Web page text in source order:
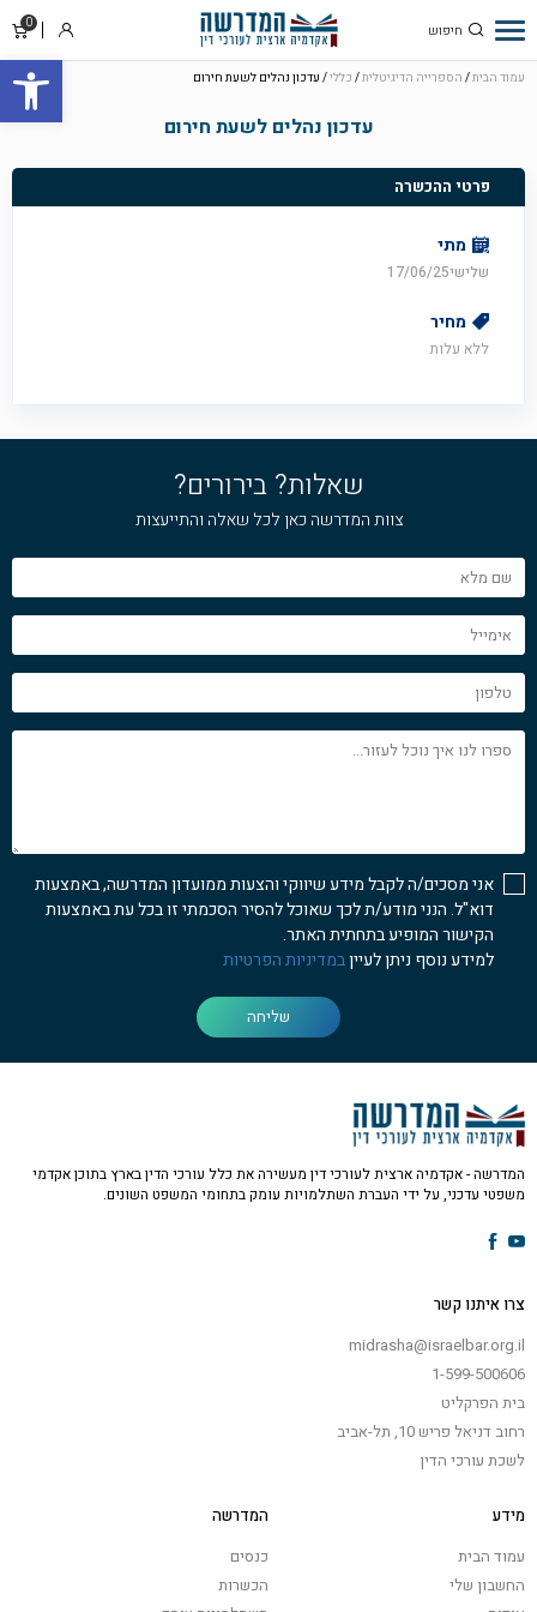
פתח
0
סל
התחבר
עמוד הבית/ הספרייה הדיגיטלית/ כללי/ עדכון נהלים לשעת חירום
עדכון נהלים לשעת חירום
פרטי ההכשרה
מתי
שלישי17/06/25
מחיר
ללא עלות
שאלות? בירורים?
צוות המדרשה כאן לכל שאלה והתייעצות
שם
מלא
אימייל
טלפון
ספרו
לנו
אני מסכים/ה לקבל מידע שיווקי והצעות ממועדון המדרשה, באמצעות
דוא"ל. הנני מודע/ת לכך שאוכל להסיר הסכמתי זו בכל עת באמצעות
הקישור המופיע בתחתית האתר.
למידע נוסף ניתן לעייןבמדיניות הפרטיות
שליחה
המדרשה - אקדמיה ארצית לעורכי דין מעשירה את כלל עורכי הדין בארץ בתוכן אקדמי
משפטי עדכני, על ידי העברת השתלמויות עומק בתחומי המשפט השונים.
צרו איתנו קשר
midrasha@israelbar.org.il
1-599-500606
בית הפרקליט
רחוב דניאל פריש 10, תל-אביב
לשכת עורכי הדין
מידע
עמוד הבית
החשבון שלי
המדרשה
כנסים
הכשרות